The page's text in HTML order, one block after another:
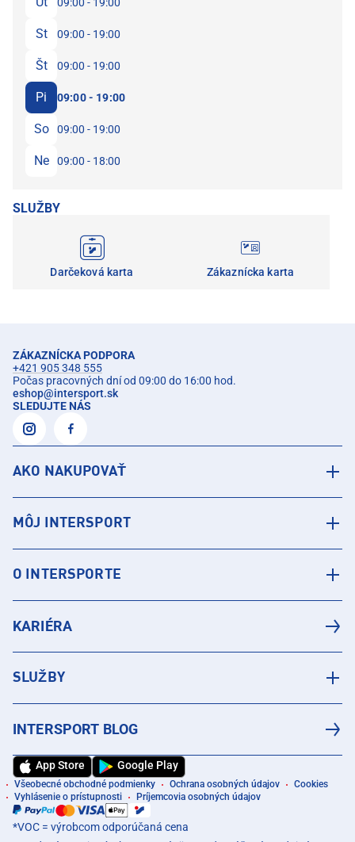
St 09:00 - 19:00
Št 09:00 - 19:00
Pi 09:00 - 19:00
So 09:00 - 19:00
Ne 09:00 - 18:00
SLUŽBY
Darčeková karta Zákaznícka karta
ZÁKAZNÍCKA PODPORA
+421 905 348 555
Počas pracovných dní od 09:00 do 16:00 hod.
eshop@intersport.sk
SLEDUJTE NÁS
AKO NAKUPOVAŤ
MÔJ INTERSPORT
O INTERSPORTE
KARIÉRA
SLUŽBY
INTERSPORT BLOG
App Store Google Play
Všeobecné obchodné podmienky Ochrana osobných údajov
Cookies
Vyhlásenie o prístupnosti
Príjemcovia osobných údajov
*VOC = výrobcom odporúčaná cena